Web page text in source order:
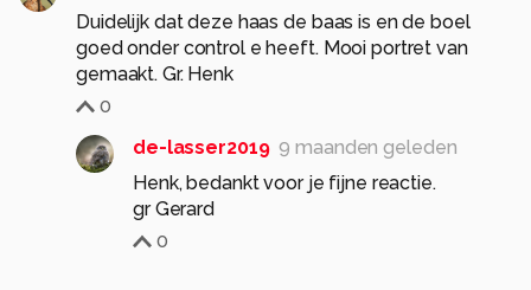
Duidelijk dat deze haas de baas is en de boel
goed onder control e heeft. Mooi portret van
gemaakt. Gr. Henk
0
de-lasser2019 9 maanden geleden
Henk, bedankt voor je fijne reactie.
0